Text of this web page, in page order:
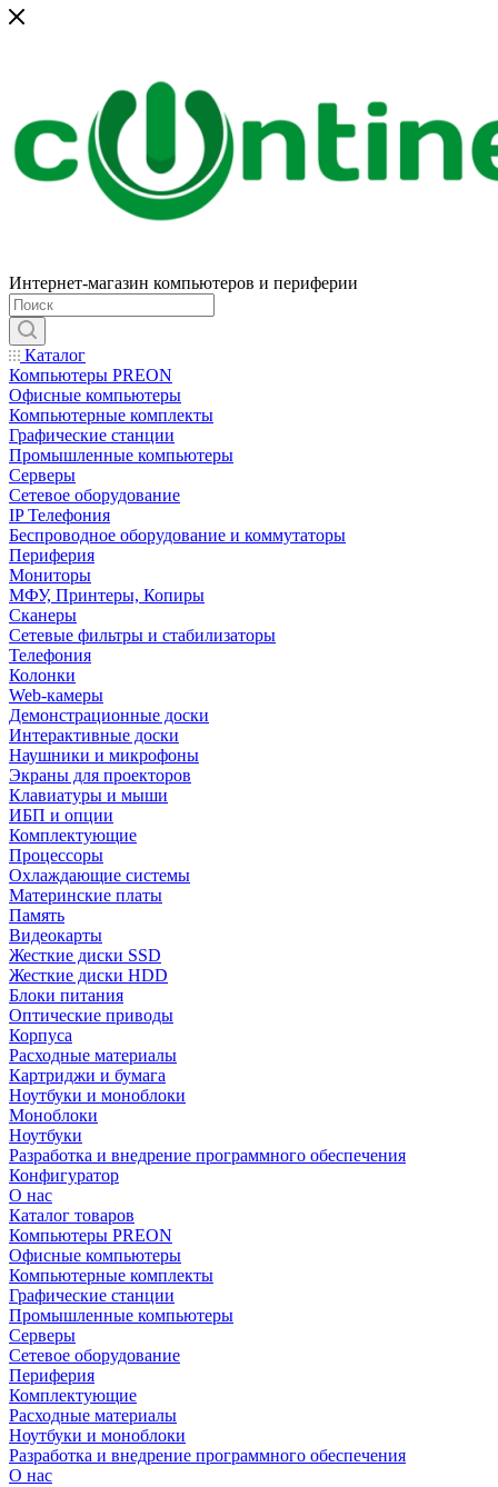
Интернет-магазин компьютеров и периферии
Каталог
Компьютеры PREON
Офисные компьютеры
Компьютерные комплекты
Графические станции
Промышленные компьютеры
Серверы
Сетевое оборудование
IP Телефония
Беспроводное оборудование и коммутаторы
Периферия
Мониторы
МФУ, Принтеры, Копиры
Сканеры
Сетевые фильтры и стабилизаторы
Телефония
Колонки
Web-камеры
Демонстрационные доски
Интерактивные доски
Наушники и микрофоны
Экраны для проекторов
Клавиатуры и мыши
ИБП и опции
Комплектующие
Процессоры
Охлаждающие системы
Материнские платы
Память
Видеокарты
Жесткие диски SSD
Жесткие диски HDD
Блоки питания
Оптические приводы
Корпуса
Расходные материалы
Картриджи и бумага
Ноутбуки и моноблоки
Моноблоки
Ноутбуки
Разработка и внедрение программного обеспечения
Конфигуратор
О нас
Каталог товаров
Компьютеры PREON
Офисные компьютеры
Компьютерные комплекты
Графические станции
Промышленные компьютеры
Серверы
Сетевое оборудование
Периферия
Комплектующие
Расходные материалы
Ноутбуки и моноблоки
Разработка и внедрение программного обеспечения
О нас